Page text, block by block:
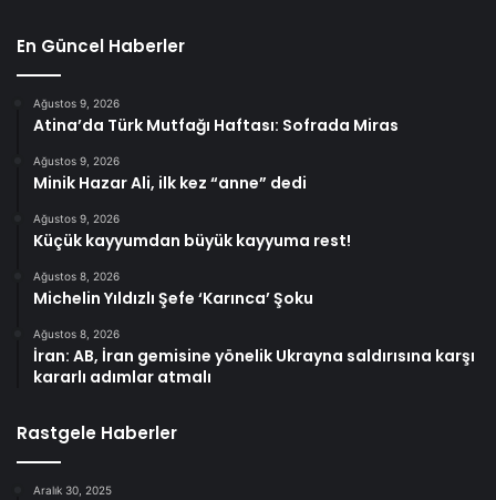
En Güncel Haberler
Ağustos 9, 2026
Atina’da Türk Mutfağı Haftası: Sofrada Miras
Ağustos 9, 2026
Minik Hazar Ali, ilk kez “anne” dedi
Ağustos 9, 2026
Küçük kayyumdan büyük kayyuma rest!
Ağustos 8, 2026
Michelin Yıldızlı Şefe ‘Karınca’ Şoku
Ağustos 8, 2026
İran: AB, İran gemisine yönelik Ukrayna saldırısına karşı
kararlı adımlar atmalı
Rastgele Haberler
Aralık 30, 2025